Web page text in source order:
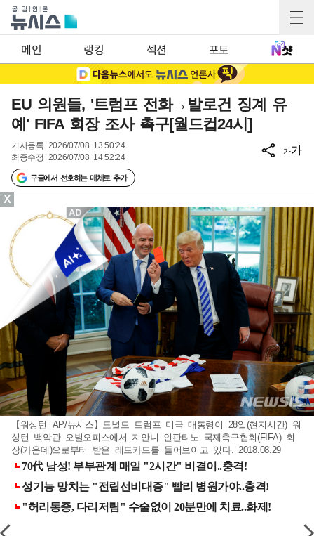
메인 랭킹 섹션 포토
EU 의원들, '트럼프 전화→발로건 징계 유
예' FIFA 회장 조사 촉구[월드컵24시]
기사등록 2026/07/08 13:50:24
최종수정 2026/07/08 14:52:24
구글에서 선호하는 매체로 추가
가가
【워싱턴=AP/뉴시스】도널드 트럼프 미국 대통령이 28일(현지시간) 워
싱턴 백악관 오벌오피스에서 지안니 인판티노 국제축구협회(FIFA) 회
장(가운데)으로부터 받은 레드카드를 들어보이고 있다. 2018.08.29
X